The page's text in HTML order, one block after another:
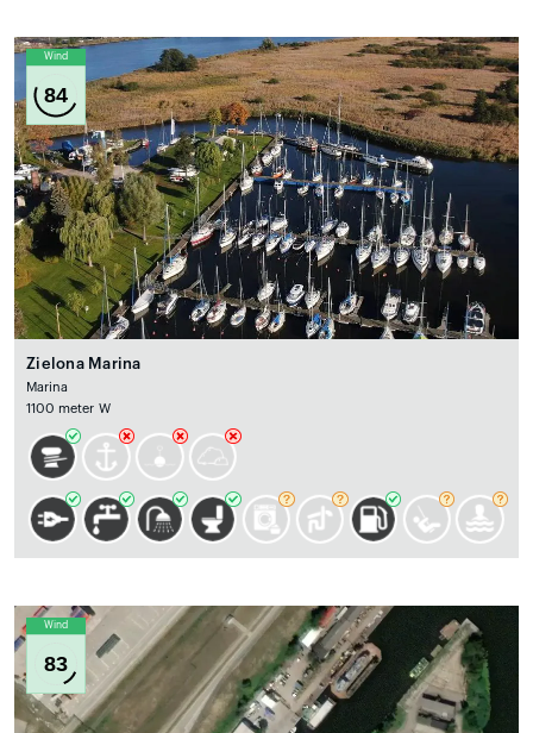
Wind
84
Zielona Marina
Marina
1100 meter W
Wind
83